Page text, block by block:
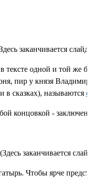
заканчивается слайд
тексте одной и той
пир у князя
в сказках), называются
концовкой -
заканчивается
Чтобы ярче